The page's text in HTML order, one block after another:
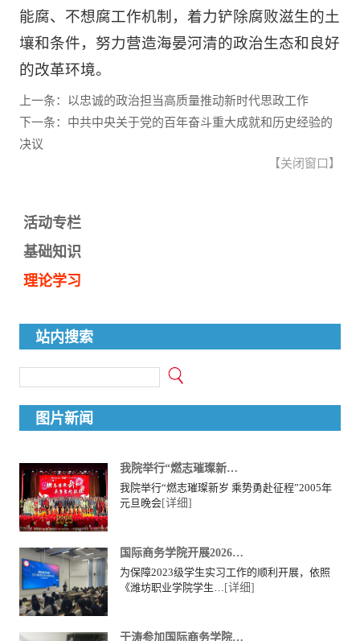
能腐、不想腐工作机制，着力铲除腐败滋生的土
壤和条件，努力营造海晏河清的政治生态和良好
的改革环境。
上一条：以忠诚的政治担当高质量推动新时代思政工作
下一条：中共中央关于党的百年奋斗重大成就和历史经验的
决议
【关闭窗口 】
活动专栏
基础知识
理论学习
站内搜索
图片新闻
我院举行“燃志璀璨新…
我院举行“燃志璀璨新岁 乘势勇赴征程”2005年
元旦晚会[详细]
国际商务学院开展2026…
为保障2023级学生实习工作的顺利开展，依照
《潍坊职业学院学生… [详细]
于涛参加国际商务学院…